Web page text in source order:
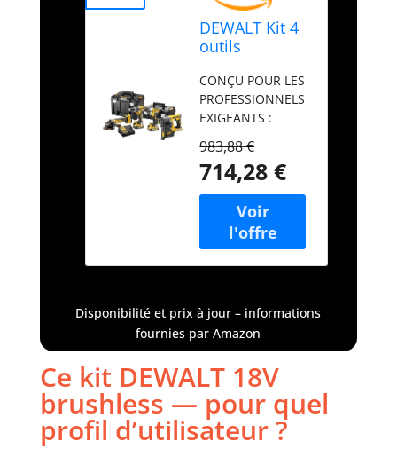
DEWALT Kit 4
outils
XR 3 batteries
5Ah,
DCK422P3T-
QW
CONÇU POUR LES
PROFESSIONNELS
EXIGEANTS :
DEWALT est la
marque de choix
pour les
professionnels
exigeants qui
nécessitent des
outils innovants,
conçus pour
durer. Avec un
héritage
avenir
d'innovation
continue, les
outils DEWALT
983,88 €
714,28 €
Disponibilité et prix à jour – informations
fournies par Amazon
Ce kit DEWALT 18V
brushless — pour quel
profil d’utilisateur ?